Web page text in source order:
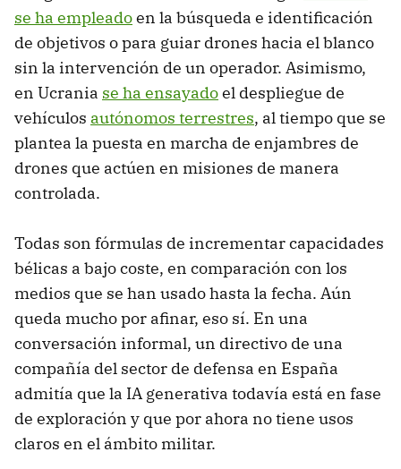
se ha empleadoen la búsqueda e identificación
de objetivos o para guiar drones hacia el blanco
sin la intervención de un operador. Asimismo,
en Ucrania se ha ensayadoel despliegue de
vehículos autónomos terrestres, al tiempo que se
plantea la puesta en marcha de enjambres de
drones que actúen en misiones de manera
controlada.
Todas son fórmulas de incrementar capacidades
bélicas a bajo coste, en comparación con los
medios que se han usado hasta la fecha. Aún
queda mucho por afinar, eso sí. En una
conversación informal, un directivo de una
compañía del sector de defensa en España
admitía que la IA generativa todavía está en fase
de exploración y que por ahora no tiene usos
claros en el ámbito militar.